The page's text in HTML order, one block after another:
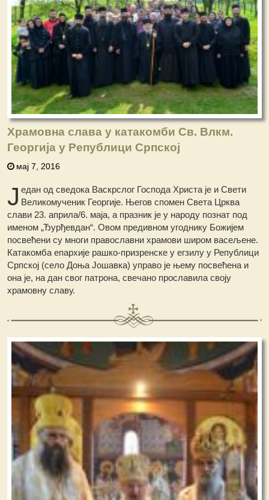
Храмовна слава у катакомби Св. Влкм.
Георгија у Републици Српској
мај 7, 2016
Ј едан од сведока Васкрслог Господа Христа је и Свети
Великомученик Георгије. Његов спомен Света Црква
слави 23. априла/6. маја, а празник је у народу познат под
именом „Ђурђевдан“. Овом предивном угоднику Божијем
посвећени су многи православни храмови широм васељене.
Катакомба епархије рашко-призренске у егзилу у Републици
Српској (село Доња Јошавка) управо је њему посвећена и
она је, на дан свог патрона, свечано прославила своју
храмовну славу.